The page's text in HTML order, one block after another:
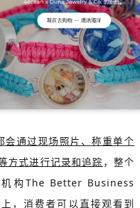
通过现场照片、称重单个
方式进行记录和追踪 ，整个
构The Better Business
，消费者可以直接观看到